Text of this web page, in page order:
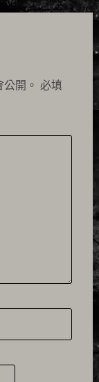
開。 必填